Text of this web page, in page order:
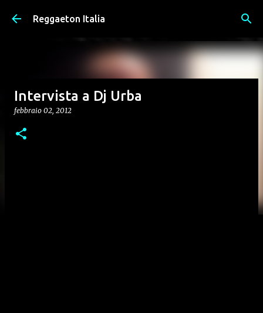
Passa ai contenuti principali
Reggaeton Italia
Intervista a Dj Urba
febbraio 02, 2012